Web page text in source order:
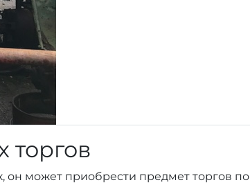
торгов
он может приобрести предмет торгов по